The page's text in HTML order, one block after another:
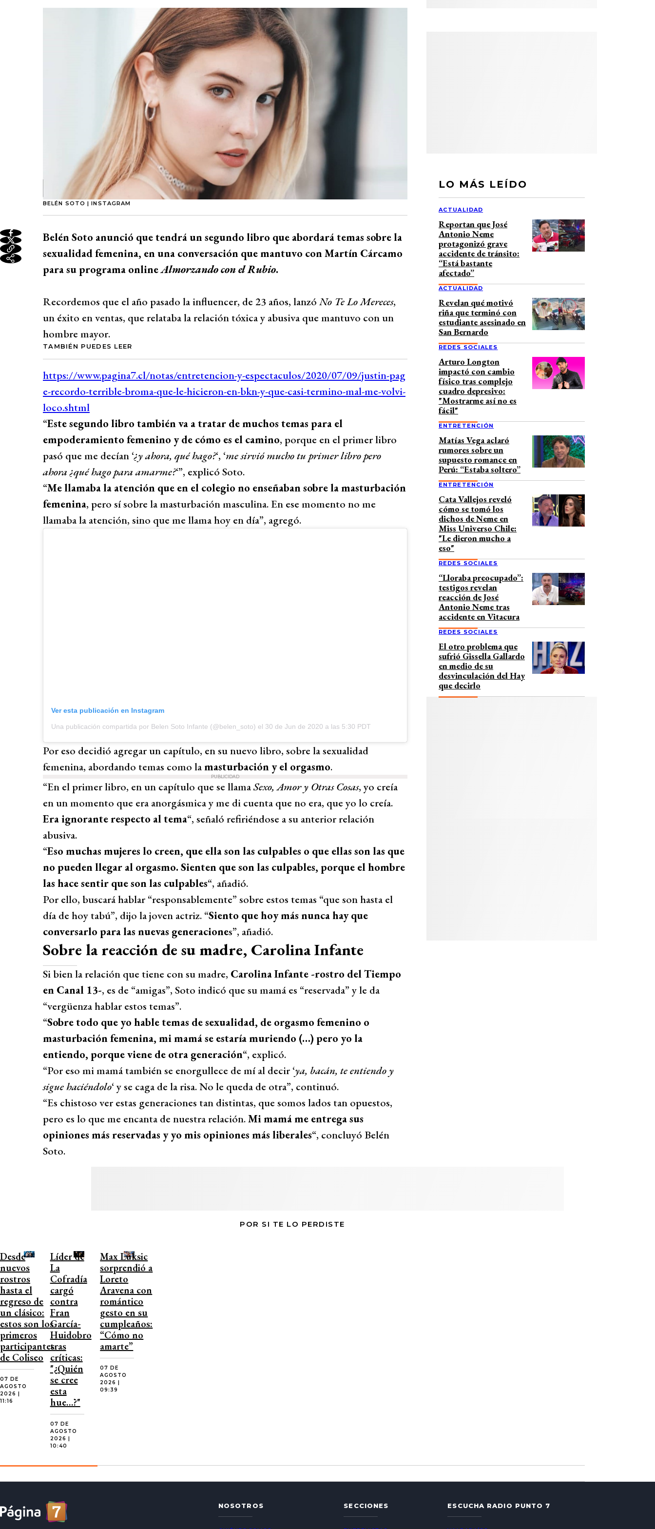
BELÉN SOTO | INSTAGRAM
Belén Soto anunció que tendrá un segundo libro que abordará temas sobre la
sexualidad femenina, en una conversación que mantuvo con Martín Cárcamo
para su programa onlineAlmorzando con el Rubio.
Recordemos que el año pasado la influencer, de 23 años, lanzó No Te Lo Mereces,
un éxito en ventas, que relataba la relación tóxica y abusiva que mantuvo con un
hombre mayor.
TAMBIÉN PUEDES LEER
“Este segundo libro también va a tratar de muchos temas para el
empoderamiento femenino y de cómo es el camino, porque en el primer libro
pasó que me decían ‘¿y ahora, qué hago?‘, ‘me sirvió mucho tu primer libro pero
ahora ¿qué hago para amarme?‘”, explicó Soto.
“Me llamaba la atención que en el colegio no enseñaban sobre la masturbación
femenina, pero sí sobre la masturbación masculina. En ese momento no me
llamaba la atención, sino que me llama hoy en día”, agregó.
Ver esta publicación en Instagram
Una publicación compartida por Belen Soto Infante (@belen_soto) el 30 de Jun de 2020 a las 5:30 PDT
Por eso decidió agregar un capítulo, en su nuevo libro, sobre la sexualidad
femenina, abordando temas como lamasturbación y el orgasmo.
PUBLICIDAD
“En el primer libro, en un capítulo que se llamaSexo, Amor y Otras Cosas, yo creía
en un momento que era anorgásmica y me di cuenta que no era, que yo lo creía.
Era ignorante respecto al tema“, señaló refiriéndose a su anterior relación
abusiva.
“Eso muchas mujeres lo creen, que ella son las culpables o que ellas son las que
no pueden llegar al orgasmo. Sienten que son las culpables, porque el hombre
las hace sentir que son las culpables“, añadió.
Por ello, buscará hablar “responsablemente” sobre estos temas “que son hasta el
día de hoy tabú”, dijo la joven actriz. “Siento que hoy más nunca hay que
conversarlo para las nuevas generaciones”, añadió.
Sobre la reacción de su madre, Carolina Infante
Si bien la relación que tiene con su madre, Carolina Infante -rostro del Tiempo
en Canal 13-, es de “amigas”, Soto indicó que su mamá es “reservada” y le da
“vergüenza hablar estos temas”.
“Sobre todo que yo hable temas de sexualidad, de orgasmo femenino o
masturbación femenina, mi mamá se estaría muriendo (…) pero yo la
entiendo, porque viene de otra generación“, explicó.
“Por eso mi mamá también se enorgullece de mí al decir ‘ya, bacán, te entiendo y
sigue haciéndolo‘ y se caga de la risa. No le queda de otra”, continuó.
“Es chistoso ver estas generaciones tan distintas, que somos lados tan opuestos,
pero es lo que me encanta de nuestra relación.Mi mamá me entrega sus
opiniones más reservadas y yo mis opiniones más liberales“, concluyó Belén
Soto.
LO MÁS LEÍDO
ACTUALIDAD
Reportan que José
Antonio Neme
protagonizó grave
accidente de tránsito:
“Está bastante
afectado”
ACTUALIDAD
Revelan qué motivó
riña que terminó con
estudiante asesinado en
San Bernardo
REDES SOCIALES
Arturo Longton
impactó con cambio
físico tras complejo
cuadro depresivo:
"Mostrarme así no es
fácil"
ENTRETENCIÓN
Matías Vega aclaró
rumores sobre un
supuesto romance en
Perú: “Estaba soltero”
ENTRETENCIÓN
Cata Vallejos reveló
cómo se tomó los
dichos de Neme en
Miss Universo Chile:
"Le dieron mucho a
eso"
REDES SOCIALES
“Lloraba preocupado”:
testigos revelan
reacción de José
Antonio Neme tras
accidente en Vitacura
REDES SOCIALES
El otro problema que
sufrió Gissella Gallardo
en medio de su
desvinculación del Hay
que decirlo
POR SI TE LO PERDISTE
Desde
nuevos
rostros
hasta el
regreso de
un clásico:
estos son los
primeros
participantes
de Coliseo
07 DE
AGOSTO
2026 |
11:16
Líder de
La
Cofradía
cargó
contra
Fran
García-
Huidobro
tras
críticas:
"¿Quién
se cree
esta
hue…?"
07 DE
AGOSTO
2026 |
10:40
Max Luksic
sorprendió a
Loreto
Aravena con
romántico
gesto en su
cumpleaños:
“Cómo no
amarte”
07 DE
AGOSTO
2026 |
09:39
NOSOTROS SECCIONES ESCUCHA RADIO PUNTO 7